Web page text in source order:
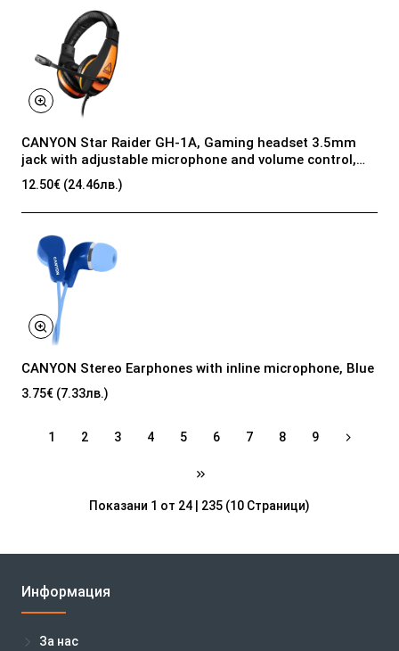
CANYON Star Raider GH-1A, Gaming headset 3.5mm
jack with adjustable microphone and volume control,
with 2in1 3.5mm adapter, cable 2M, Black, 0.23kg
12.50€ (24.46лв.)
CANYON Stereo Earphones with inline microphone, Blue
3.75€ (7.33лв.)
1 2 3 4 5 6 7 8 9
Показани 1 от 24 | 235 (10 Страници)
Информация
За нас